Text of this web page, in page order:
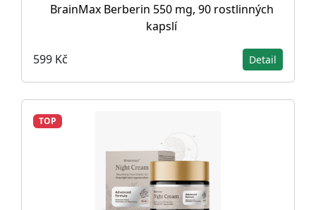
BrainMax Berberin 550 mg, 90 rostlinných
kapslí
599 Kč Detail
TOP